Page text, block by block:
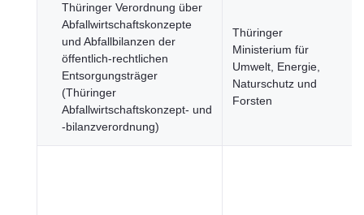
Thüringer Verordnung über
Abfallwirtschaftskonzepte
und Abfallbilanzen der
öffentlich-rechtlichen
Entsorgungsträger
(Thüringer
Abfallwirtschaftskonzept- und
-bilanzverordnung)
Thüringer
Ministerium für
Umwelt, Energie,
Naturschutz und
Forsten